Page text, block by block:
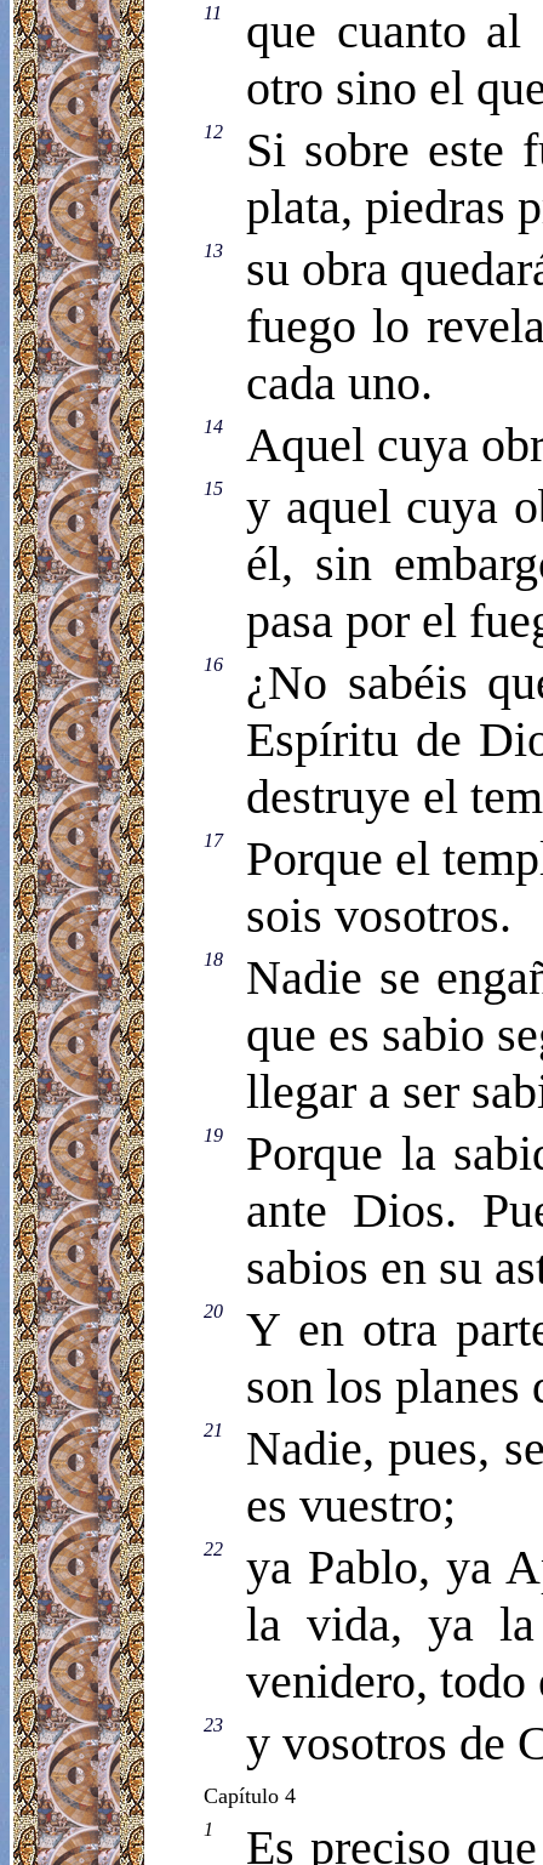
11
que cuanto al
otro sino el
12
Si sobre este
plata, piedras
13
su obra
fuego lo
cada uno.
14 Aquel cuya
15
y aquel cuya
él, sin
pasa por el
16
¿No sabéis
Espíritu de
destruye el
17
Porque el
sois vosotros.
18
Nadie se
que es sabio
llegar a ser
19
Porque la
ante Dios.
sabios en su
20
Y en otra
son los planes
21
Nadie, pues,
es vuestro;
22
ya Pablo, ya
la vida, ya
venidero, todo
23 y vosotros de
Capítulo 4
1 Es preciso